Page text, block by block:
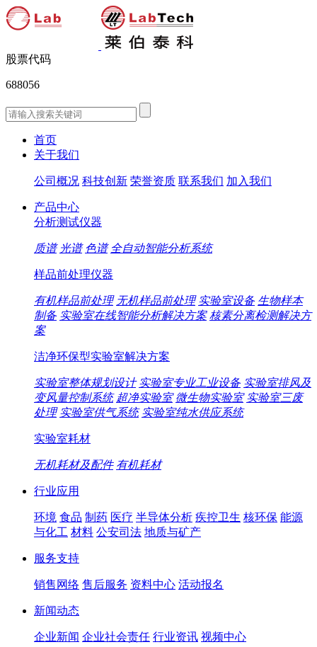
股票代码
688056
首页
关于我们
公司概况 科技创新 荣誉资质 联系我们 加入我们
产品中心
分析测试仪器
质谱 光谱 色谱 全自动智能分析系统
样品前处理仪器
有机样品前处理 无机样品前处理 实验室设备 生物样本
制备 实验室在线智能分析解决方案 核素分离检测解决方
案
洁净环保型实验室解决方案
实验室整体规划设计 实验室专业工业设备 实验室排风及
变风量控制系统 超净实验室 微生物实验室 实验室三废
处理 实验室供气系统 实验室纯水供应系统
实验室耗材
无机耗材及配件 有机耗材
行业应用
环境 食品 制药 医疗 半导体分析 疾控卫生 核环保 能源
与化工 材料 公安司法 地质与矿产
服务支持
销售网络 售后服务 资料中心 活动报名
新闻动态
企业新闻 企业社会责任 行业资讯 视频中心